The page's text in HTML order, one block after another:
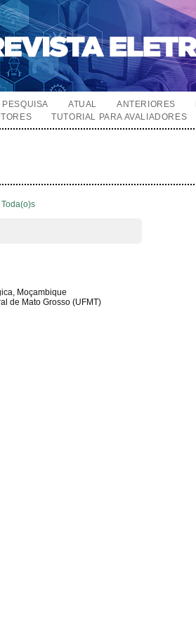
PESQUISA ATUAL ANTERIORES
TUTORIAL PARA AVALIADORES
Toda(o)s
Moçambique
de Mato Grosso (UFMT)